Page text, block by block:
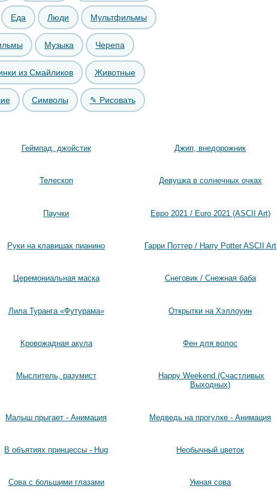
Еда Люди Мультфильмы
Музыка Черепа
из Смайликов Животные
Символы ✎ Рисовать
Геймпад, джойстик Джип, внедорожник
Телескоп Девушка в солнечных очках
Паучки Евро 2021 / Euro 2021 (ASCII Art)
Руки на клавишах пианино Гарри Поттер / Harry Potter ASCII Art
Церемониальная маска Снеговик / Снежная баба
Лила Туранга «Футурама» Открытки на Хэллоуин
Кровожадная акула Фен для волос
Мыслитель, разумист
Happy Weekend (Счастливых
Выходных)
Малыш прыгает - Анимация Медведь на прогулке - Анимация
В объятиях принцессы - Hug Необычный цветок
Сова с большими глазами Умная сова